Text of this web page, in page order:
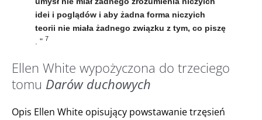
idei i poglądów i aby żadna forma niczyich
teorii nie miała żadnego związku z tym, co piszę
. " 7
Ellen White wypożyczona do trzeciego
tomu Darów duchowych
Opis Ellen White opisujący powstawanie trzęsień